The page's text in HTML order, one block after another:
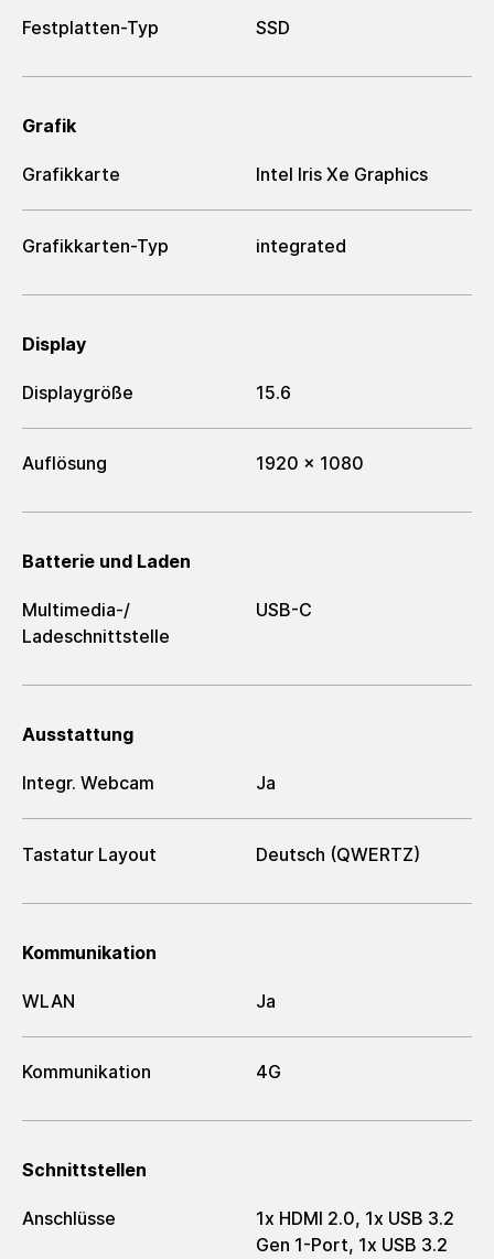
Festplatten-Typ SSD
Grafik
Grafikkarte Intel Iris Xe Graphics
Grafikkarten-Typ integrated
Display
Displaygröße 15.6
Auflösung 1920 x 1080
Batterie und Laden
Multimedia-/​
Ladeschnittstelle
USB-C
Ausstattung
Integr. Webcam Ja
Tastatur Layout Deutsch (QWERTZ)
Kommunikation
WLAN Ja
Kommunikation 4G
Schnittstellen
Anschlüsse
1x HDMI 2.0, 1x USB 3.2
Gen 1-Port, 1x USB 3.2